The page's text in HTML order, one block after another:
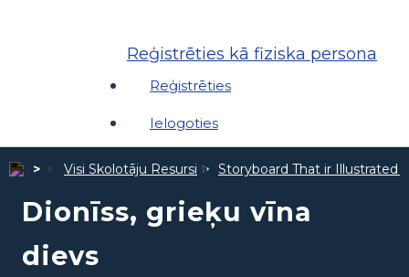
Reģistrēties kā fiziska persona
Reģistrēties
Ielogoties
Visi Skolotāju Resursi Storyboard That ir Illustrated
Dionīss, grieķu vīna
dievs